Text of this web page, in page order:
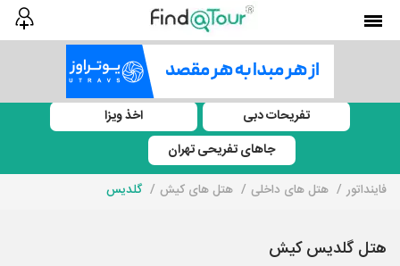
تفریحات دبی
اخذ ویزا
جاهای تفریحی تهران
فاینداتور هتل های داخلی هتل های کیش گلدیس
هتل گلدیس کیش